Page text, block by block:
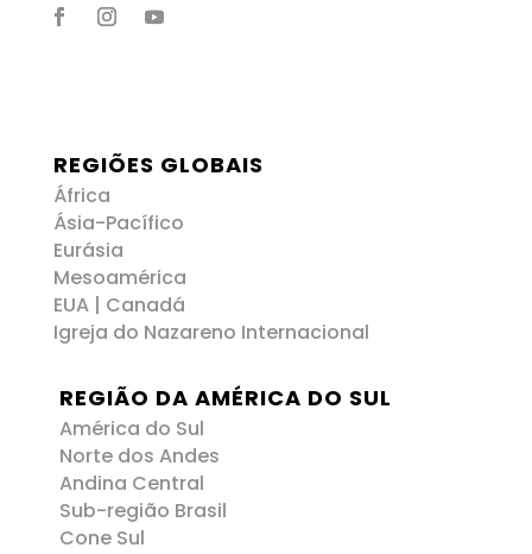
REGIÕES GLOBAIS
África
Ásia-Pacífico
Eurásia
Mesoamérica
EUA | Canadá
Igreja do Nazareno Internacional
REGIÃO DA AMÉRICA DO SUL
América do Sul
Norte dos Andes
Andina Central
Sub-região Brasil
Cone Sul